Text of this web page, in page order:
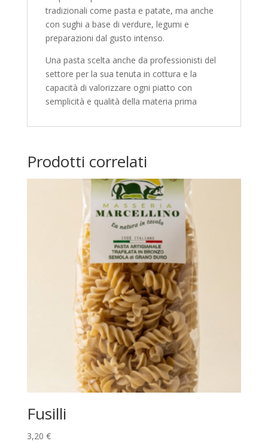
tradizionali come pasta e patate, ma anche
con sughi a base di verdure, legumi e
preparazioni dal gusto intenso.
Una pasta scelta anche da professionisti del
settore per la sua tenuta in cottura e la
capacità di valorizzare ogni piatto con
semplicità e qualità della materia prima
Prodotti correlati
Fusilli
3,20 €